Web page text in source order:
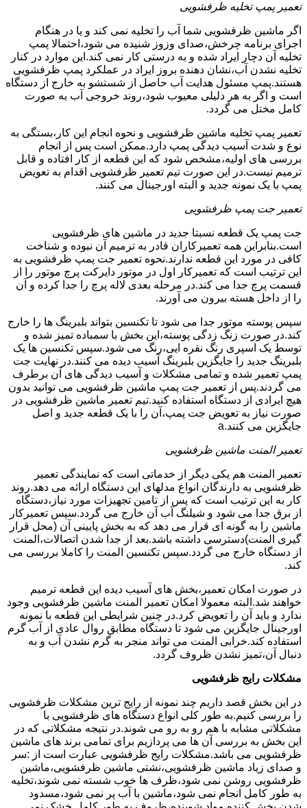
تعمیر پمپ تخلیه ظرفشویی
اگر ماشین ظرفشویی شما آب را تخلیه نمی کند و یا در هنگام
اجرای برنامه چرخش،صدای وزوز شنیده می شود،احتمالا پمپ
تخلیه آن دچار ایراد شده و به درستی کار نمی کند.این موارد در کنار
تخلیه نشدن آب،نشان دهنده بروز ایراد در عملکرد پمپ ظرفشویی
هستند.پمپ مسئول هدایت آب حاصل از شستشو به خارج از دستگاه
است و اگر به هر دلیلی معیوب شود،روند خروجی آب به صورت
کامل مختل می گردد.
تعمیر پمپ تخلیه ماشین ظرفشویی و نحوه انجام این کار،بستگی به
نوع و شدت آسیب دیدگی پمپ دارد.ممکن است پس از انجام
بررسی های اولیه،مشخص شود که این قطعه از کار افتاده و قابل
ترمیم نیست.در این صورت تیم تعمیر ظرفشویی اقدام به تعویض
پمپ با یک نمونه جدید و البته اورجینال می کنند.
تعمیر جت پمپ ظرفشویی
جت پمپ یک قطعه نسبتا جدید در ماشین های ظرفشویی
است.بنابراین همه تعمیرکاران قادر به ترمیم آن نبوده و شناخت
کافی در مورد این قطعه ندارند.نحوه تعمیر جت پمپ ظرفشویی به
این ترتیب است که تعمیرکار اول در موتور دایرکت پرچ موتور را از
قسمت پرچ جدا می کند.در مرحله بعدی لاله پرچ را جدا کرده و آن
را از داخل هسته بیرون می آورند.
سپس پوسته موتور جدا می شود تا تکنسین بتواند بلبرینگ ها را خارج
کند.در صورت زنگ زدگی پوسته،این بخش با سمباده تمیز شده و
توسط یک اسپری رنگ نقره ایی،رنگ می شود.سپس تکنسین ها یک
بلبرینگ جدید را جایگزین بلبرینگ آسیب دیده می کنند.در نهایت جت
پمپ تعمیر شده و تمامی مشکلات و آسیب دیدگی های آن برطرف
می گردند.پس از تعمیر جت پمپ ماشین ظرفشویی می توانید بدون
هیچ ایرادی از دستگاه استفاده کنید.تیم تعمیر ماشین ظرفشویی در
صورت نیاز به تعویض جت پمپ،آن را با یک قطعه جدید و اصل
جایگزین می کنند.a
تعمیر المنت ماشین ظرفشویی
تعمیر المنت هم یکی دیگر از خدماتی است که نمایندگی تعمیر
ظرفشویی به دارندگان انواع مدلهای این دستگاه ارائه می دهد.روند
کار به این ترتیب است که پس از تامین تجهیزات مورد نیاز،دستگاه
از برق جدا می شود و شیلنگ آب آن خارج می گردد.سپس تعمیرکار
ماشین را به گونه ای قرار می دهد که به بخش پایینی آن (محل قرار
گیری المنت)دسترسی داشته باشد.بعد از جدا شدن اتصالات،المنت
از دستگاه خارج می گردد.سپس تکنسین المنت را کاملا بررسی می
کند.
در صورت امکان تعمیر،بخش های آسیب دیده این قطعه ترمیم
خواهند شد.البته معمولا امکان تعمیر المنت ماشین ظرفشویی وجود
ندارد و باید آن را تعویض کرد.در چنین شرایطی این قطعه با نمونه
اورجینال جایگزین می شود تا دستگاه مطابق روال عادی از آب گرم
استفاده کند.خرابی المنت می تواند منجر به گرم نشدن آب و به
دنبال آن،تمیز نشدن ظروف گردد.
مشکلات رایج ظرفشویی
در این بخش قصد داریم چند نمونه از رایج ترین مشکلات ظرفشویی
را بررسی کنیم.به طور کلی انواع دستگاه های ظرفشویی با
مشکلاتی مشابه با هم رو به رو می شوند.در نتیجه مشکلاتی که در
این بخش به بررسی آن ها می پردازیم برای تمامی برند های ماشین
ظرفشویی می باشد.مشکلات رایج ظرفشویی عبارت است از :سر
و صدای زیاد ماشین ظرفشویی،نشتی ماشین ظرفشویی،ماشین
ظرفشویی روشن نمی شود،ظرف ها خوب شسته نمی شوند،تخلیه
به طور کامل انجام نمی شود،ماشین با آب پر نمی شود،مسدود